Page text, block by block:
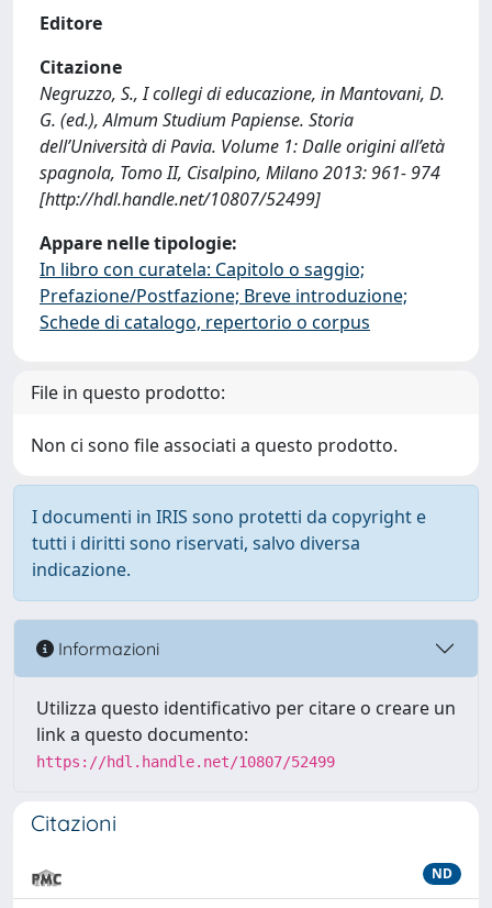
Editore
Citazione
Negruzzo, S., I collegi di educazione, in Mantovani, D.
G. (ed.), Almum Studium Papiense. Storia
dell’Università di Pavia. Volume 1: Dalle origini all’età
spagnola, Tomo II, Cisalpino, Milano 2013: 961- 974
[http://hdl.handle.net/10807/52499]
Appare nelle tipologie:
In libro con curatela: Capitolo o saggio;
Prefazione/Postfazione; Breve introduzione;
Schede di catalogo, repertorio o corpus
File in questo prodotto:
Non ci sono file associati a questo prodotto.
I documenti in IRIS sono protetti da copyright e
tutti i diritti sono riservati, salvo diversa
indicazione.
Informazioni
Utilizza questo identificativo per citare o creare un
link a questo documento:
https://hdl.handle.net/10807/52499
Citazioni
ND